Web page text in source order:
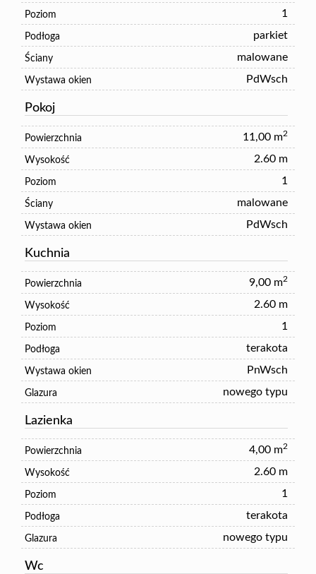
Poziom 1
Podłoga parkiet
Ściany malowane
Wystawa okien PdWsch
Pokoj
Powierzchnia 11,00 m2
Wysokość 2.60 m
Poziom 1
Ściany malowane
Wystawa okien PdWsch
Kuchnia
Powierzchnia 9,00 m2
Wysokość 2.60 m
Poziom 1
Podłoga terakota
Wystawa okien PnWsch
Glazura nowego typu
Lazienka
Powierzchnia 4,00 m2
Wysokość 2.60 m
Poziom 1
Podłoga terakota
Glazura nowego typu
Wc